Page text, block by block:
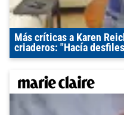
Más críticas a Karen
criaderos: "Hacía